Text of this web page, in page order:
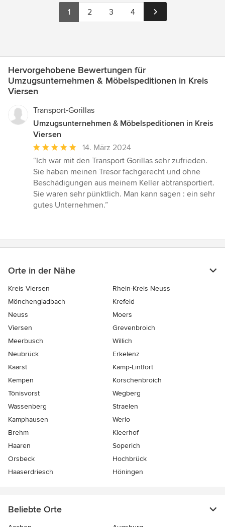
1 2 3 4
Hervorgehobene Bewertungen für
Umzugsunternehmen & Möbelspeditionen in Kreis
Viersen
Transport-Gorillas
Umzugsunternehmen & Möbelspeditionen in Kreis
Viersen
Durchschnittliche
Bewertung:
5
von
5
Sternen
14. März 2024
“Ich war mit den Transport Gorillas sehr zufrieden.
Sie haben meinen Tresor fachgerecht und ohne
Beschädigungen aus meinem Keller abtransportiert.
Sie waren sehr pünktlich. Man kann sagen : ein sehr
gutes Unternehmen.”
Orte in der Nähe
Kreis Viersen
Rhein-Kreis Neuss
Mönchengladbach
Krefeld
Neuss
Moers
Viersen
Grevenbroich
Meerbusch
Willich
Neubrück
Erkelenz
Kaarst
Kamp-Lintfort
Kempen
Korschenbroich
Tönisvorst
Wegberg
Wassenberg
Straelen
Kamphausen
Werlo
Brehm
Kleerhof
Haaren
Soperich
Orsbeck
Hochbrück
Haaserdriesch
Höningen
Beliebte Orte